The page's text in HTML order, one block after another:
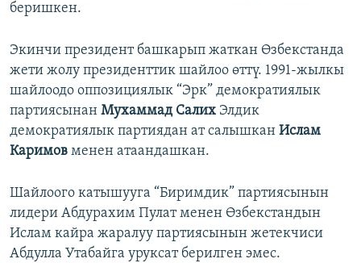
беришкен.
Экинчи президент башкарып жаткан Өзбекстанда
жети жолу президенттик шайлоо өттү. 1991-жылкы
шайлоодо оппозициялык “Эрк” демократиялык
партиясынан Мухаммад Салих Элдик
демократиялык партиядан ат салышкан Ислам
Каримов менен атаандашкан.
Шайлоого катышууга “Биримдик” партиясынын
лидери Абдурахим Пулат менен Өзбекстандын
Ислам кайра жаралуу партиясынын жетекчиси
Абдулла Утабайга уруксат берилген эмес.